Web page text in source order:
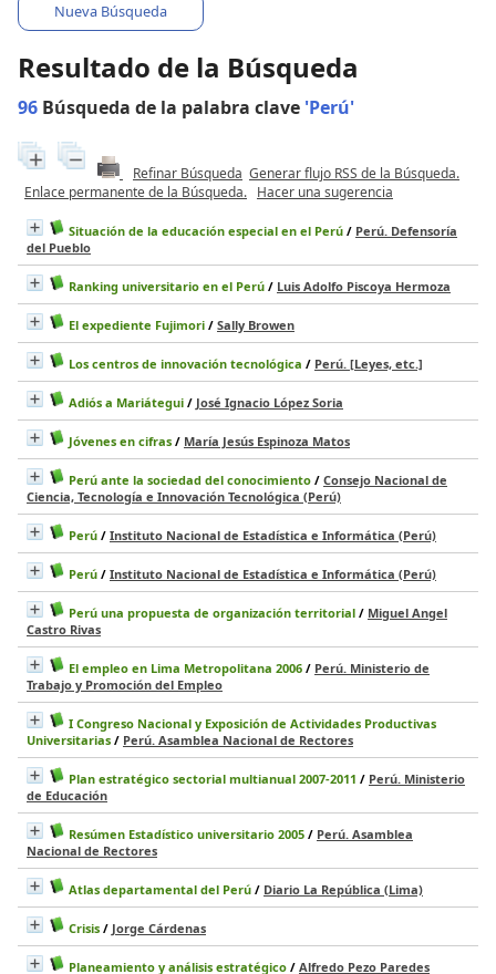
Nueva Búsqueda
Resultado de la Búsqueda
96 Búsqueda de la palabra clave 'Perú'
Refinar Búsqueda Generar flujo RSS de la Búsqueda.
Enlace permanente de la Búsqueda. Hacer una sugerencia
Situación de la educación especial en el Perú / Perú. Defensoría
del Pueblo
Ranking universitario en el Perú / Luis Adolfo Piscoya Hermoza
El expediente Fujimori / Sally Browen
Los centros de innovación tecnológica / Perú. [Leyes, etc.]
Adiós a Mariátegui / José Ignacio López Soria
Jóvenes en cifras / María Jesús Espinoza Matos
Perú ante la sociedad del conocimiento / Consejo Nacional de
Ciencia, Tecnología e Innovación Tecnológica (Perú)
Perú / Instituto Nacional de Estadística e Informática (Perú)
Perú / Instituto Nacional de Estadística e Informática (Perú)
Perú una propuesta de organización territorial / Miguel Angel
Castro Rivas
El empleo en Lima Metropolitana 2006 / Perú. Ministerio de
Trabajo y Promoción del Empleo
I Congreso Nacional y Exposición de Actividades Productivas
Universitarias / Perú. Asamblea Nacional de Rectores
Plan estratégico sectorial multianual 2007-2011 / Perú. Ministerio
de Educación
Resúmen Estadístico universitario 2005 / Perú. Asamblea
Nacional de Rectores
Atlas departamental del Perú / Diario La República (Lima)
Crisis / Jorge Cárdenas
Planeamiento y análisis estratégico / Alfredo Pezo Paredes